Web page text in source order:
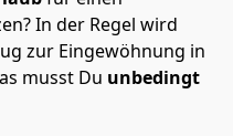
In der Regel wird
zur Eingewöhnung in
musst Du unbedingt